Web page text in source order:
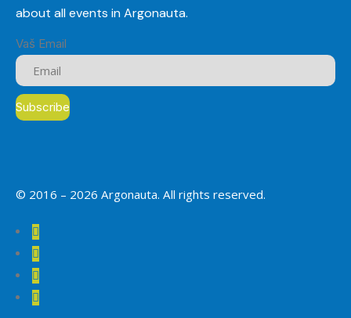
about all events in Argonauta.
Vaš Email
© 2016 – 2026 Argonauta. All rights reserved.